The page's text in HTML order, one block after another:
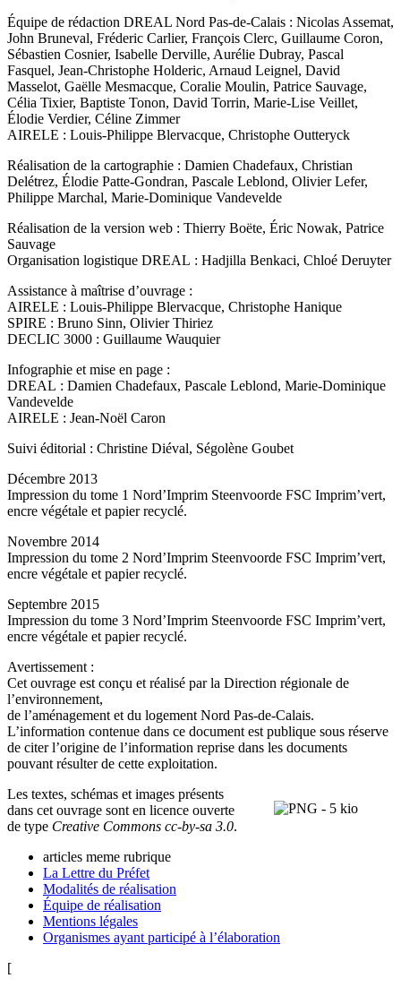
Équipe de rédaction DREAL Nord Pas-de-Calais : Nicolas Assemat,
John Bruneval, Fréderic Carlier, François Clerc, Guillaume Coron,
Sébastien Cosnier, Isabelle Derville, Aurélie Dubray, Pascal
Fasquel, Jean-Christophe Holderic, Arnaud Leignel, David
Masselot, Gaëlle Mesmacque, Coralie Moulin, Patrice Sauvage,
Célia Tixier, Baptiste Tonon, David Torrin, Marie-Lise Veillet,
Élodie Verdier, Céline Zimmer
AIRELE : Louis-Philippe Blervacque, Christophe Outteryck
Réalisation de la cartographie : Damien Chadefaux, Christian
Delétrez, Élodie Patte-Gondran, Pascale Leblond, Olivier Lefer,
Philippe Marchal, Marie-Dominique Vandevelde
Réalisation de la version web : Thierry Boëte, Éric Nowak, Patrice
Sauvage
Organisation logistique DREAL : Hadjilla Benkaci, Chloé Deruyter
Assistance à maîtrise d’ouvrage :
AIRELE : Louis-Philippe Blervacque, Christophe Hanique
SPIRE : Bruno Sinn, Olivier Thiriez
DECLIC 3000 : Guillaume Wauquier
Infographie et mise en page :
DREAL : Damien Chadefaux, Pascale Leblond, Marie-Dominique
Vandevelde
AIRELE : Jean-Noël Caron
Suivi éditorial : Christine Diéval, Ségolène Goubet
Décembre 2013
Impression du tome 1 Nord’Imprim Steenvoorde FSC Imprim’vert,
encre végétale et papier recyclé.
Novembre 2014
Impression du tome 2 Nord’Imprim Steenvoorde FSC Imprim’vert,
encre végétale et papier recyclé.
Septembre 2015
Impression du tome 3 Nord’Imprim Steenvoorde FSC Imprim’vert,
encre végétale et papier recyclé.
Avertissement :
Cet ouvrage est conçu et réalisé par la Direction régionale de
l’environnement,
de l’aménagement et du logement Nord Pas-de-Calais.
L’information contenue dans ce document est publique sous réserve
de citer l’origine de l’information reprise dans les documents
pouvant résulter de cette exploitation.
Les textes, schémas et images présents
dans cet ouvrage sont en licence ouverte
de type Creative Commons cc-by-sa 3.0.
articles meme rubrique
La Lettre du Préfet
Modalités de réalisation
Équipe de réalisation
Mentions légales
Organismes ayant participé à l’élaboration
[